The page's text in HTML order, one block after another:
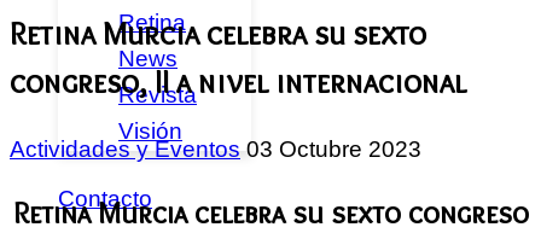
Retina
News
Revista
Visión
Contacto
Retina Murcia celebra su sexto
congreso, II a nivel internacional
Actividades y Eventos 03 Octubre 2023
Retina Murcia celebra su sexto congreso